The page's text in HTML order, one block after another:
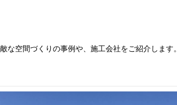
な空間づくりの事例や、施工会社をご紹介します。